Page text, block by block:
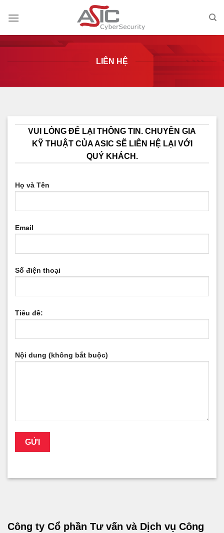
LIÊN HỆ
VUI LÒNG ĐỂ LẠI THÔNG TIN. CHUYÊN GIA
KỸ THUẬT CỦA ASIC SẼ LIÊN HỆ LẠI VỚI
QUÝ KHÁCH.
Họ và Tên
Email
Số điện thoại
Tiêu đề:
Nội dung (không bắt buộc)
Công ty Cổ phần Tư vấn và Dịch vụ Công